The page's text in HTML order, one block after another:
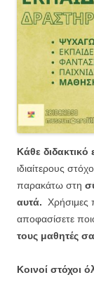
Κάθε
ιδιαίτερους
παρακάτω στη
αυτά.
αποφασίσετε
τους μαθητές
Κοινοί στόχοι